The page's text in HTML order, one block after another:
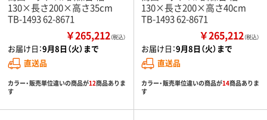
130×長さ200×高さ35cm
TB-1493 62-8671
￥265,212（税込）
お届け日：9月8日（火）まで
直送品
カラー・販売単位違いの商品が12商品ありま
す
130×長さ200×高さ40cm
TB-1493 62-8671
￥265,212（税込）
お届け日：9月8日（火）まで
直送品
カラー・販売単位違いの商品が14商品ありま
す